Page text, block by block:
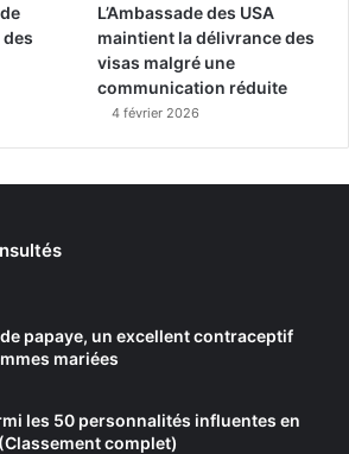
L’Ambassade des USA
maintient la délivrance des
visas malgré une
communication réduite
4 février 2026
papaye, un excellent contraceptif
mariées
les 50 personnalités influentes en
complet)